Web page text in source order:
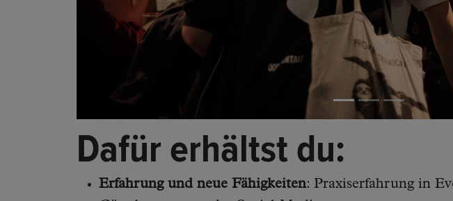
Dafür erhältst du:
Erfahrung und neue Fähigkeiten: Praxiserfahrung in